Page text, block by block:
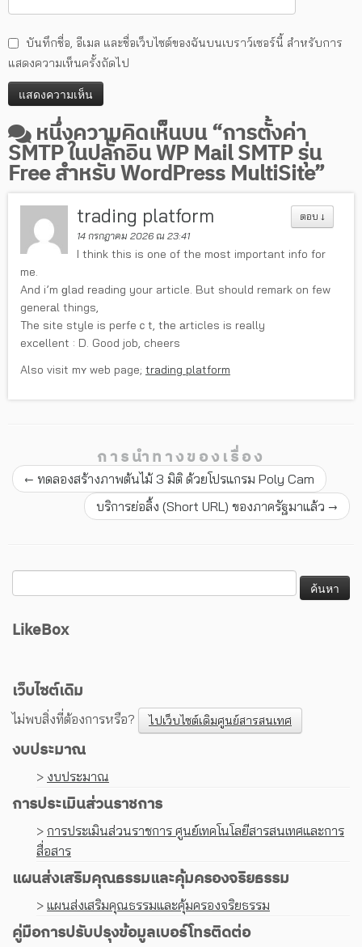
บันทึกชื่อ, อีเมล และชื่อเว็บไซต์ของฉันบนเบราว์เซอร์นี้ สำหรับการ
แสดงความเห็นครั้งถัดไป
หนึ่งความคิดเห็นบน “การตั้งค่า
SMTP ในปลั๊กอิน WP Mail SMTP รุ่น
Free สำหรับ WordPress MultiSite”
ตอบ ↓
trading platform
14 กรกฎาคม 2026 ณ 23:41
I think this is one of the mοst important info for
me.
And i’m ɡlad гeading your article. But should remark on few
generаl things,
The site style is perfeｃt, tһe аrticles is really
excеllent : D. Good job, cheers
Also visit mʏ web page; trading platform
การนำทางของเรื่อง
← ทดลองสร้างภาพต้นไม้ 3 มิติ ด้วยโปรแกรม Poly Cam
บริการย่อลิ้ง (Short URL) ของภาครัฐมาแล้ว →
LikeBox
เว็บไซต์เดิม
ไม่พบสิ่งที่ต้องการหรือ? ไปเว็บไซต์เดิมศูนย์สารสนเทศ
งบประมาณ
> งบประมาณ
การประเมินส่วนราชการ
> การประเมินส่วนราชการ ศูนย์เทคโนโลยีสารสนเทศและการ
สื่อสาร
แผนส่งเสริมคุณธรรมและคุ้มครองจริยธรรม
> แผนส่งเสริมคุณธรรมและคุ้มครองจริยธรรม
คู่มือการปรับปรุงข้อมูลเบอร์โทรติดต่อ